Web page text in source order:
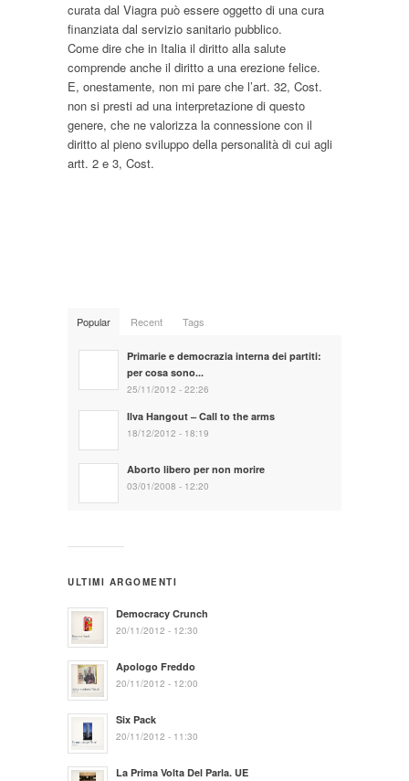
curata dal Viagra può essere oggetto di una cura
finanziata dal servizio sanitario pubblico.
Come dire che in Italia il diritto alla salute
comprende anche il diritto a una erezione felice.
E, onestamente, non mi pare che l’art. 32, Cost.
non si presti ad una interpretazione di questo
genere, che ne valorizza la connessione con il
diritto al pieno sviluppo della personalità di cui agli
artt. 2 e 3, Cost.
Popular Recent Tags
Primarie e democrazia interna dei partiti:
per cosa sono...
25/11/2012 - 22:26
Ilva Hangout – Call to the arms
18/12/2012 - 18:19
Aborto libero per non morire
03/01/2008 - 12:20
ULTIMI ARGOMENTI
Democracy Crunch
20/11/2012 - 12:30
Apologo Freddo
20/11/2012 - 12:00
Six Pack
20/11/2012 - 11:30
La Prima Volta Del Parla. UE